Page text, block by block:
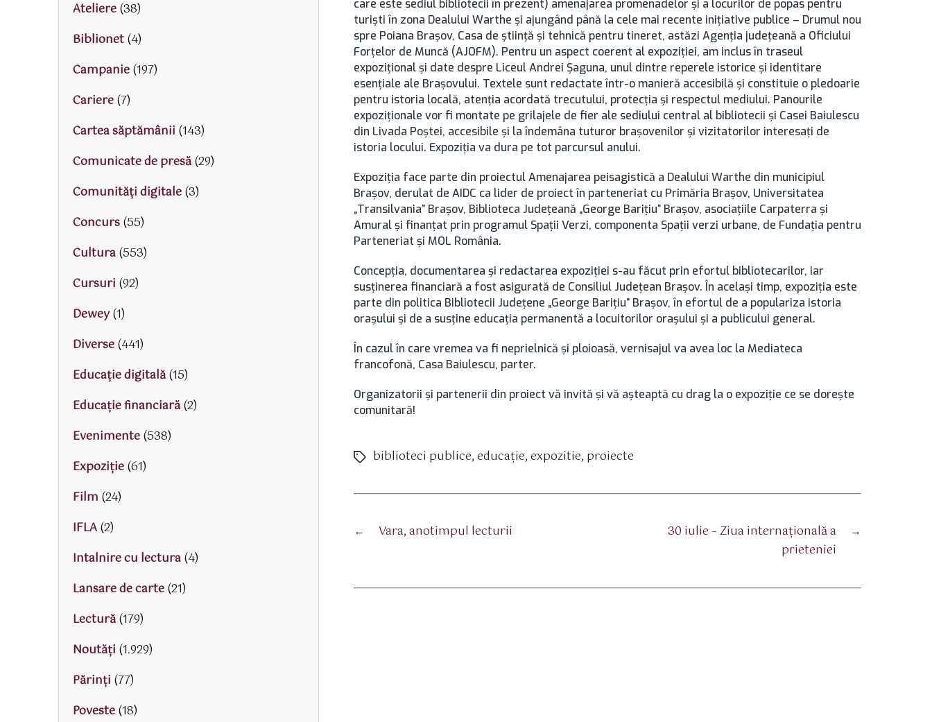
care este sediul bibliotecii în prezent) amenajarea promenadelor și a locurilor de popas pentru
turiști în zona Dealului Warthe și ajungând până la cele mai recente inițiative publice – Drumul nou
spre Poiana Brașov, Casa de știință și tehnică pentru tineret, astăzi Agenția județeană a Oficiului
Forțelor de Muncă (AJOFM). Pentru un aspect coerent al expoziției, am inclus în traseul
expozițional și date despre Liceul Andrei Șaguna, unul dintre reperele istorice și identitare
esențiale ale Brașovului. Textele sunt redactate într-o manieră accesibilă și constituie o pledoarie
pentru istoria locală, atenția acordată trecutului, protecția și respectul mediului. Panourile
expoziționale vor fi montate pe grilajele de fier ale sediului central al bibliotecii și Casei Baiulescu
din Livada Poștei, accesibile și la îndemâna tuturor brașovenilor și vizitatorilor interesați de
istoria locului. Expoziția va dura pe tot parcursul anului.
Expoziția face parte din proiectul Amenajarea peisagistică a Dealului Warthe din municipiul
Brașov, derulat de AIDC ca lider de proiect în parteneriat cu Primăria Brașov, Universitatea
„Transilvania” Brașov, Biblioteca Județeană „George Barițiu” Brașov, asociațiile Carpaterra și
Amural și finanțat prin programul Spații Verzi, componenta Spații verzi urbane, de Fundația pentru
Parteneriat și MOL România.
Concepția, documentarea și redactarea expoziției s-au făcut prin efortul bibliotecarilor, iar
susținerea financiară a fost asigurată de Consiliul Județean Brașov. În același timp, expoziția este
parte din politica Bibliotecii Județene „George Barițiu” Brașov, în efortul de a populariza istoria
orașului și de a susține educația permanentă a locuitorilor orașului și a publicului general.
În cazul în care vremea va fi neprielnică şi ploioasă, vernisajul va avea loc la Mediateca
francofonă, Casa Baiulescu, parter.
Organizatorii și partenerii din proiect vă invită și vă așteaptă cu drag la o expoziție ce se dorește
comunitară!
Etichete
biblioteci publice,educaţie,expozitie, proiecte
← Vara, anotimpul lecturii →
30 iulie – Ziua internaţională a
prieteniei
Ateliere(38)
Biblionet(4)
Campanie(197)
Cariere(7)
Cartea săptămânii (143)
Comunicate de presă(29)
Comunități digitale(3)
Concurs(55)
Cultura(553)
Cursuri (92)
Dewey(1)
Diverse(441)
Educaţie digitală(15)
Educaţie financiară(2)
Evenimente(538)
Expoziție(61)
Film (24)
IFLA(2)
Intalnire cu lectura(4)
Lansare de carte(21)
Lectură(179)
Noutăți (1.929)
Părinţi (77)
Poveste(18)